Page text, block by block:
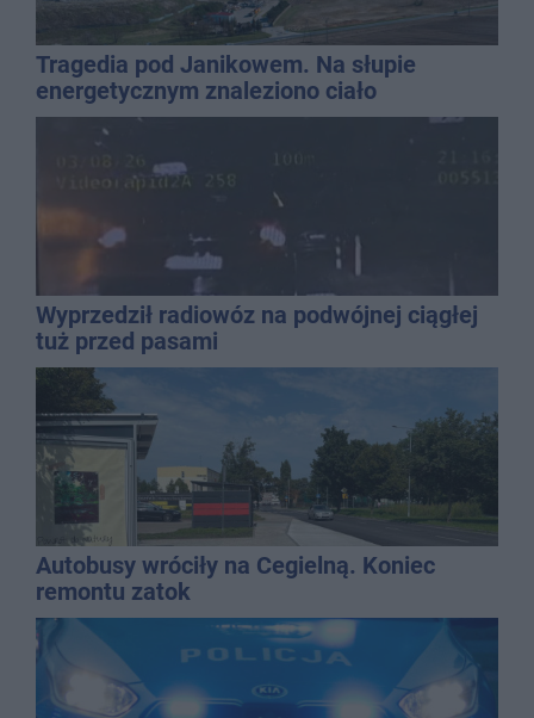
Tragedia pod Janikowem. Na słupie
energetycznym znaleziono ciało
mężczyzny
Wyprzedził radiowóz na podwójnej ciągłej
tuż przed pasami
Autobusy wróciły na Cegielną. Koniec
remontu zatok